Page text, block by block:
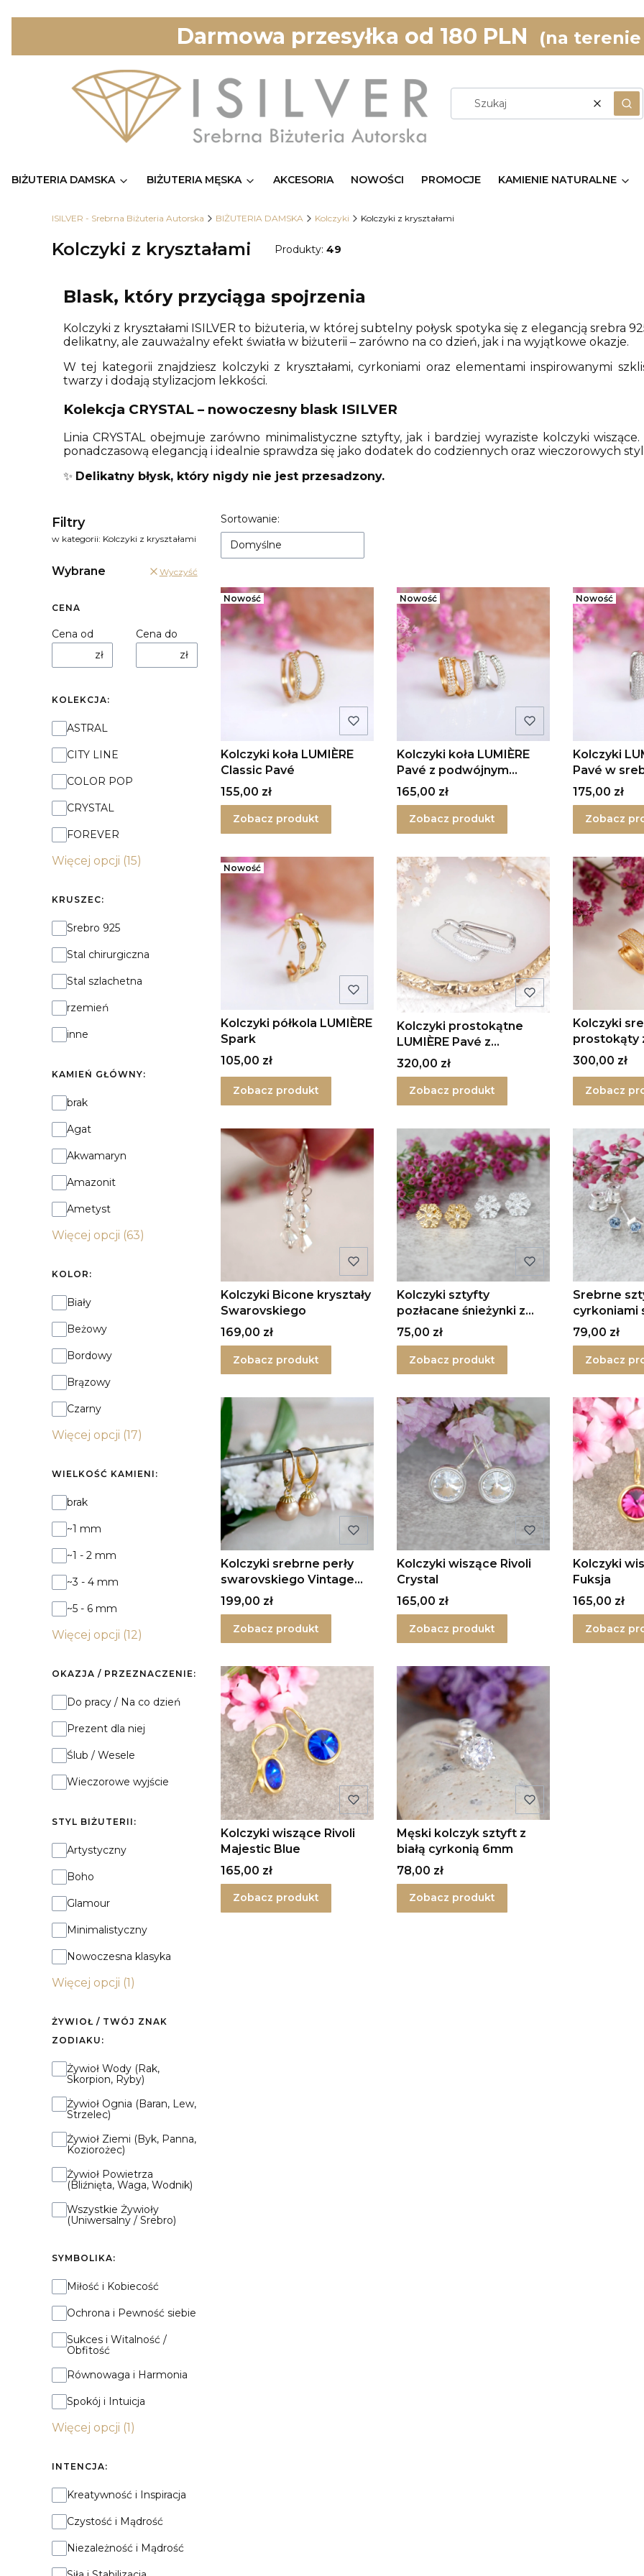
Darmowa przesyłka od 180 PLN (na
Wyczyść
BIŻUTERIA DAMSKA BIŻUTERIA MĘSKA AKCESORIA NOWOŚCI PROMOCJE KAMIENIE NATURALNE
ISILVER - Srebrna Biżuteria Autorska BIŻUTERIA DAMSKA Kolczyki Kolczyki z kryształami
Kolczyki z kryształami Produkty: 49
Blask, który przyciąga spojrzenia
Kolczyki z kryształami ISILVER to biżuteria, w której subtelny połysk spotyka się z elegancją srebra
delikatny, ale zauważalny efekt światła w biżuterii – zarówno na co dzień, jak i na wyjątkowe okazje.
W tej kategorii znajdziesz kolczyki z kryształami, cyrkoniami oraz elementami inspirowanymi
twarzy i dodają stylizacjom lekkości.
Kolekcja CRYSTAL – nowoczesny blask ISILVER
Linia CRYSTAL obejmuje zarówno minimalistyczne sztyfty, jak i bardziej wyraziste kolczyki
ponadczasową elegancją i idealnie sprawdza się jako dodatek do codziennych oraz wieczorowych
✨ Delikatny błysk, który nigdy nie jest przesadzony.
Filtry
w kategorii: Kolczyki z kryształami
Wybrane Wyczyść
CENA
Cena od
zł
Cena do
zł
KOLEKCJA:
Kolekcja:
ASTRAL
CITY LINE
COLOR POP
CRYSTAL
FOREVER
Więcej opcji (15)
KRUSZEC:
Kruszec:
Srebro 925
Stal chirurgiczna
Stal szlachetna
rzemień
inne
KAMIEŃ GŁÓWNY:
Kamień główny:
brak
Agat
Akwamaryn
Amazonit
Ametyst
Więcej opcji (63)
KOLOR:
Kolor:
Biały
Beżowy
Bordowy
Brązowy
Czarny
Więcej opcji (17)
WIELKOŚĆ KAMIENI:
Wielkość kamieni:
brak
~1 mm
~1 - 2 mm
~3 - 4 mm
~5 - 6 mm
Więcej opcji (12)
OKAZJA / PRZEZNACZENIE:
Okazja / Przeznaczenie:
Do pracy / Na co dzień
Prezent dla niej
Ślub / Wesele
Wieczorowe wyjście
STYL BIŻUTERII:
Styl biżuterii:
Artystyczny
Boho
Glamour
Minimalistyczny
Nowoczesna klasyka
Więcej opcji (1)
ŻYWIOŁ / TWÓJ ZNAK
ZODIAKU:
Żywioł / Twój Znak Zodiaku:
Żywioł Wody (Rak,
Skorpion, Ryby)
Żywioł Ognia (Baran, Lew,
Strzelec)
Żywioł Ziemi (Byk, Panna,
Koziorożec)
Żywioł Powietrza
(Bliźnięta, Waga, Wodnik)
Wszystkie Żywioły
(Uniwersalny / Srebro)
SYMBOLIKA:
Symbolika:
Miłość i Kobiecość
Ochrona i Pewność siebie
Sukces i Witalność /
Obfitość
Równowaga i Harmonia
Spokój i Intuicja
Więcej opcji (1)
INTENCJA:
Intencja:
Kreatywność i Inspiracja
Czystość i Mądrość
Niezależność i Mądrość
Lista produktów
Sortowanie:
Domyślne
Nowość
Kolczyki koła LUMIÈRE
Classic Pavé
Cena
155,00 zł
Zobacz produkt
Nowość
Kolczyki koła LUMIÈRE
Pavé z podwójnym
rzędem cyrkonii
Cena
165,00 zł
Zobacz produkt
Nowość
Kolczyki
Pavé w
Cena
175,00 zł
Zobacz
Nowość
Kolczyki półkola LUMIÈRE
Spark
Cena
105,00 zł
Zobacz produkt
Kolczyki prostokątne
LUMIÈRE Pavé z
cyrkoniami
Cena
320,00 zł
Zobacz produkt
Kolczyki
prostokąty
Cena
300,00 zł
Zobacz
Kolczyki Bicone kryształy
Swarovskiego
Cena
169,00 zł
Zobacz produkt
Kolczyki sztyfty
pozłacane śnieżynki z
cyrkonią
Cena
75,00 zł
Zobacz produkt
Srebrne
cyrkoniami
- kolory
Cena
79,00 zł
Zobacz
Kolczyki srebrne perły
swarovskiego Vintage
Gold II
Cena
199,00 zł
Zobacz produkt
Kolczyki wiszące Rivoli
Crystal
Cena
165,00 zł
Zobacz produkt
Kolczyki
Fuksja
Cena
165,00 zł
Zobacz
Kolczyki wiszące Rivoli
Majestic Blue
Cena
165,00 zł
Zobacz produkt
Męski kolczyk sztyft z
białą cyrkonią 6mm
Cena
78,00 zł
Zobacz produkt